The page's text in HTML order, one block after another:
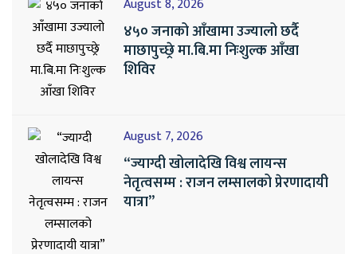
August 8, 2026
४५० जनाको आँखामा उज्यालो छर्दै
माछापुच्छ्रे मा.बि.मा निःशुल्क आँखा
शिविर
August 7, 2026
“ज्याग्दी खोलादेखि विश्व लायन्स
नेतृत्वसम्म : राजन लम्सालको प्रेरणादायी
यात्रा”